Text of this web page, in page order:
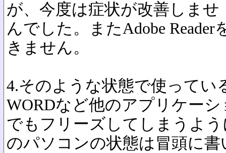
が、今度は症状が改善しませ
んでした。またAdobe
きません。
4.そのような状態で使ってい
WORDなど他のアプリケーシ
でもフリーズしてしまうよ
のパソコンの状態は冒頭に書